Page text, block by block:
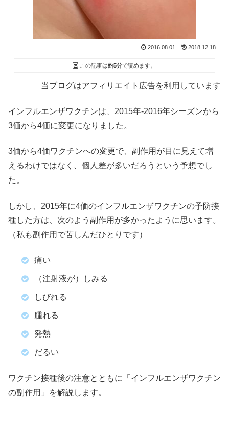
2016.08.01 2018.12.18
この記事は約5分で読めます。
当ブログはアフィリエイト広告を利用しています
インフルエンザワクチンは、2015年-2016年シーズンから
3価から4価に変更になりました。
3価から4価ワクチンへの変更で、副作用が目に見えて増
えるわけではなく、個人差が多いだろうという予想でし
た。
しかし、2015年に4価のインフルエンザワクチンの予防接
種した方は、次のよう副作用が多かったように思います。
（私も副作用で苦しんだひとりです）
痛い
（注射液が）しみる
しびれる
腫れる
発熱
だるい
ワクチン接種後の注意とともに「インフルエンザワクチン
の副作用」を解説します。